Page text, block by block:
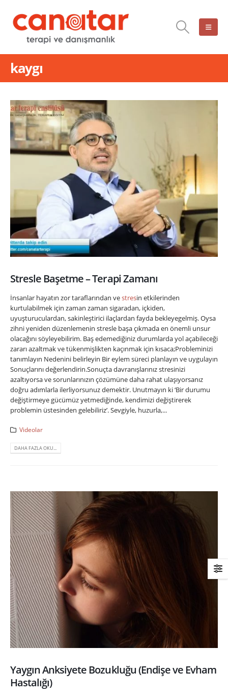
kaygı
Stresle Başetme – Terapi Zamanı
İnsanlar hayatın zor taraflarından vestresin etkilerinden
kurtulabilmek için zaman zaman sigaradan, içkiden,
uyuşturuculardan, sakinleştirici ilaçlardan fayda bekleyegelmiş. Oysa
zihni yeniden düzenlemenin stresle başa çıkmada en önemli unsur
olacağını söyleyebilirim. Baş edemediğiniz durumlarda yol açabileceği
zararı azaltmak ve tükenmişlikten kaçınmak için kısaca;Probleminizi
tanımlayın Nedenini belirleyin Bir eylem süreci planlayın ve uygulayın
Sonuçlarını değerlendirin.Sonuçta davranışlarınız stresinizi
azaltıyorsa ve sorunlarınızın çözümüne daha rahat ulaşıyorsanız
doğru adımlarla ilerliyorsunuz demektir. Unutmayın ki ‘Bir durumu
değiştirmeye gücümüz yetmediğinde, kendimizi değiştirerek
problemin üstesinden gelebiliriz’. Sevgiyle, huzurla,...
Videolar
DAHA FAZLA OKU...
Yaygın Anksiyete Bozukluğu (Endişe ve Evham
Hastalığı)